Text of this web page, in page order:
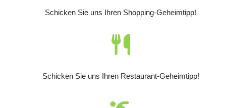
Schicken Sie uns Ihren Shopping-Geheimtipp!
Schicken Sie uns Ihren Restaurant-Geheimtipp!